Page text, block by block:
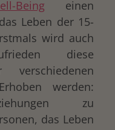
Beingeinen
Leben der 15-
wird auch
diese
werden:
zu
das Leben